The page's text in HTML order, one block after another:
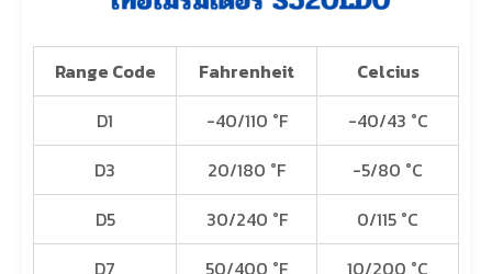
Range Code Fahrenheit
Celcius
D1
-40/110 °F
-40/43 °C
D3
20/180 °F
-5/80 °C
D5
30/240 °F
0/115 °C
D7
50/400 °F 10/200 °C